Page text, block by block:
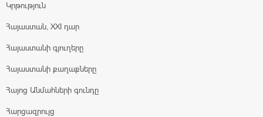
Կրթություն
Հայաստան, XXI դար
Հայաստանի գյուղերը
Հայաստանի քաղաքները
Հայոց Անմահների գունդը
Հարցազրույց